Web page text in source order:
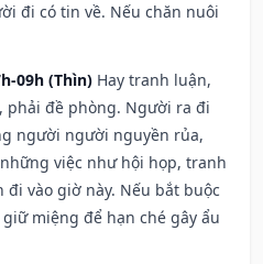
đi có tin về. Nếu chăn nuôi
09h (Thìn) Hay tranh luận,
phải đề phòng. Người ra đi
người người nguyền rủa,
việc như hội họp, tranh
vào giờ này. Nếu bắt buộc
miệng để hạn ché gây ẩu